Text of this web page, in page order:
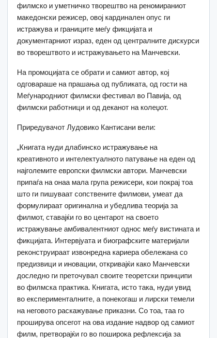
филмско и уметничко творештво на реномираниот
македонски режисер, овој кардинален опус ги
истражува и границите меѓу фикцијата и
документарниот израз, еден од централните дискурси
во творештвото и истражувањето на Манчевски.
На промоцијата се обрати и самиот автор, кој
одговараше на прашања од публиката, од гости на
Меѓународниот филмски фестивал во Павија, од
филмски работници и од деканот на колеџот.
Приредувачот Лудовико Кантисани вели:
„Книгата нуди длабинско истражување на
креативното и интелектуалното патување на еден од
најголемите европски филмски автори. Манчевски
припаѓа на онаа мала група режисери, кои покрај тоа
што ги пишуваат сопствените филмови, умеат да
формулираат оригинална и убедлива теорија за
филмот, ставајќи го во центарот на своето
истражување амбивалентниот однос меѓу вистината и
фикцијата. Интервјуата и биографските материјали
реконструираат извонредна кариера обележана со
предизвици и иновации, откривајќи како Манчевски
доследно ги преточувал своите теоретски принципи
во филмска практика. Книгата, исто така, нуди увид
во експерименталните, а понекогаш и лирски темели
на неговото раскажување приказни. Со тоа, таа го
проширува опсегот на ова издание надвор од самиот
филм, претворајќи го во поширока рефлексија за